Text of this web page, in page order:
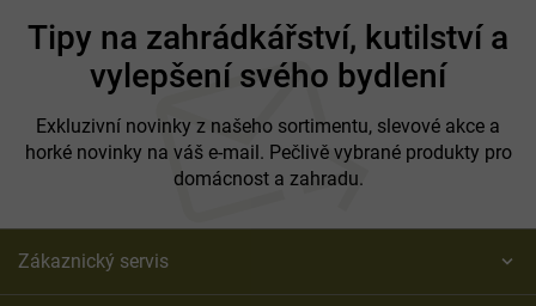
Tipy na zahrádkářství, kutilství a
vylepšení svého bydlení
Exkluzivní novinky z našeho sortimentu, slevové akce a
horké novinky na váš e-mail. Pečlivě vybrané produkty pro
domácnost a zahradu.
Zákaznický servis